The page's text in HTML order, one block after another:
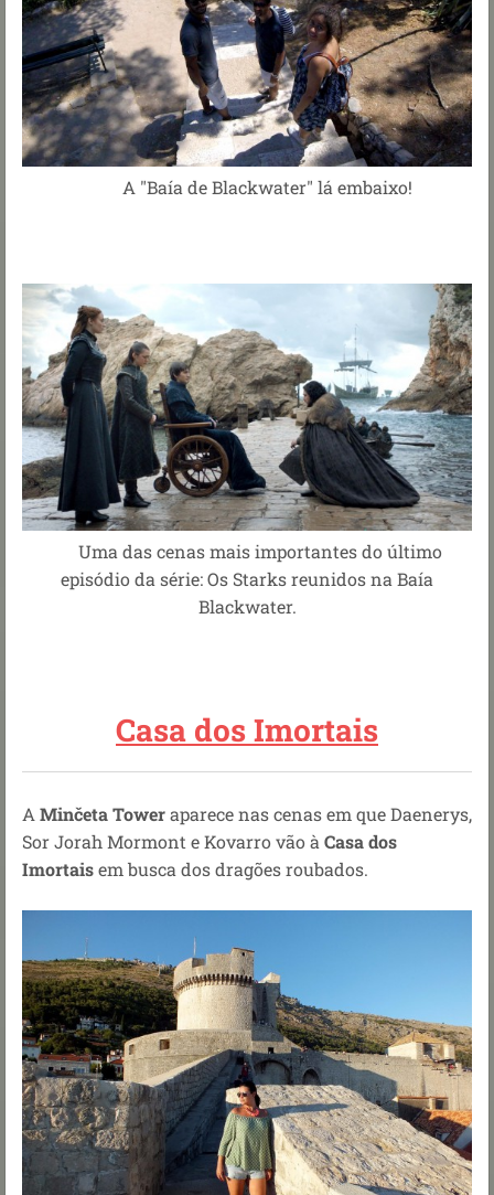
A "Baía de Blackwater" lá embaixo!
Uma das cenas mais importantes do último
episódio da série: Os Starks reunidos na Baía
Blackwater.
Casa dos Imortais
A Minčeta Toweraparece nas cenas em que Daenerys,
Sor Jorah Mormont e Kovarro vão à Casa dos
Imortaisem busca dos dragões roubados.